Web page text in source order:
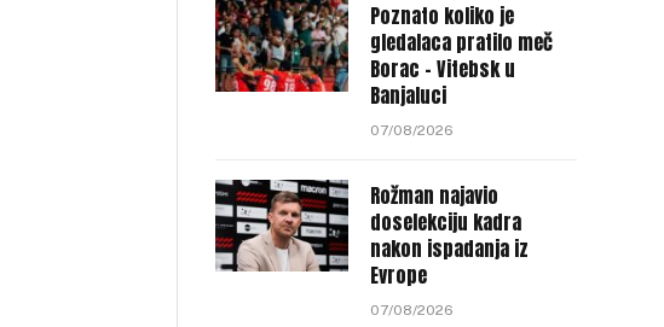
Poznato koliko je
gledalaca pratilo meč
Borac – Vitebsk u
Banjaluci
07/08/2026
Rožman najavio
doselekciju kadra
nakon ispadanja iz
Evrope
07/08/2026